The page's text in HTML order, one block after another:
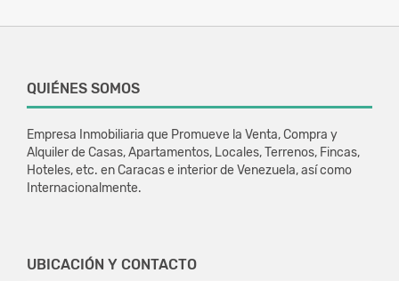
QUIÉNES SOMOS
Empresa Inmobiliaria que Promueve la Venta, Compra y
Alquiler de Casas, Apartamentos, Locales, Terrenos, Fincas,
Hoteles, etc. en Caracas e interior de Venezuela, así como
Internacionalmente.
UBICACIÓN Y CONTACTO